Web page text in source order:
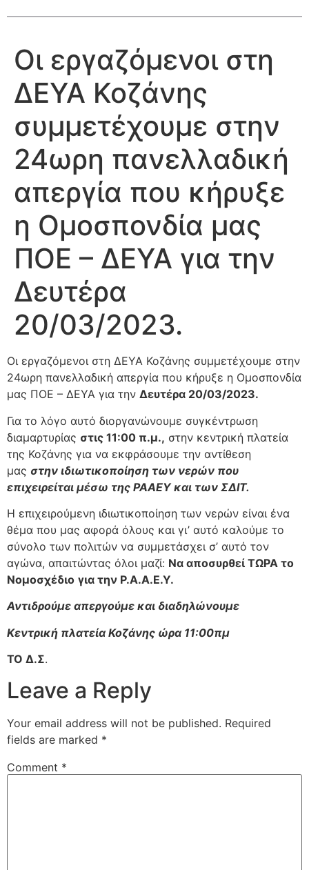
Οι εργαζόμενοι στη
ΔΕΥΑ Κοζάνης
συμμετέχουμε στην
24ωρη πανελλαδική
απεργία που κήρυξε
η Ομοσπονδία μας
ΠΟΕ – ΔΕΥΑ για την
Δευτέρα
20/03/2023.
Οι εργαζόμενοι στη ΔΕΥΑ Κοζάνης συμμετέχουμε στην
24ωρη πανελλαδική απεργία που κήρυξε η Ομοσπονδία
μας ΠΟΕ – ΔΕΥΑ για την Δευτέρα 20/03/2023.
Για το λόγο αυτό διοργανώνουμε συγκέντρωση
διαμαρτυρίας στις 11:00 π.μ., στην κεντρική πλατεία
της Κοζάνης για να εκφράσουμε την αντίθεση
μας στην ιδιωτικοποίηση των νερών που
επιχειρείται μέσω της ΡΑΑΕΥ και των ΣΔΙΤ.
Η επιχειρούμενη ιδιωτικοποίηση των νερών είναι ένα
θέμα που μας αφορά όλους και γι’ αυτό καλούμε το
σύνολο των πολιτών να συμμετάσχει σ’ αυτό τον
αγώνα, απαιτώντας όλοι μαζί: Να αποσυρθεί ΤΩΡΑ το
Νομοσχέδιο για την Ρ.Α.Α.Ε.Υ.
Αντιδρούμε απεργούμε και διαδηλώνουμε
Κεντρική πλατεία Κοζάνης ώρα 11:00πμ
ΤΟ Δ.Σ.
Leave a Reply
Your email address will not be published. Required
fields are marked *
Comment *